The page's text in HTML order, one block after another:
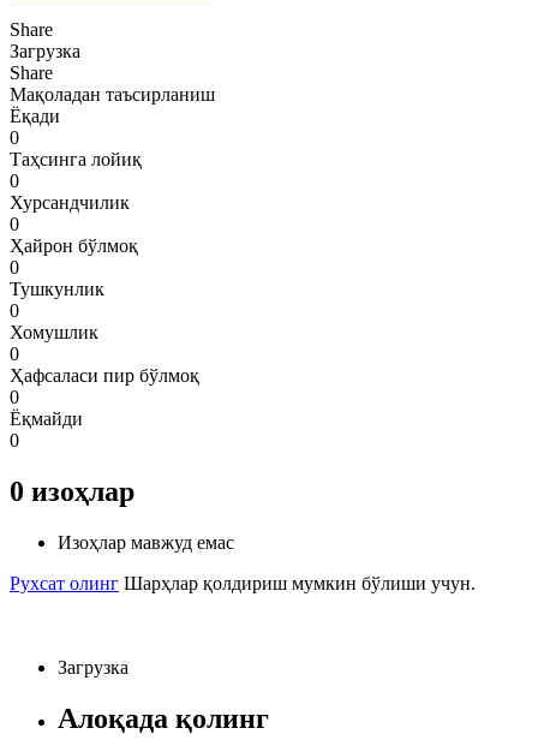
Share
Загрузка
Share
Мақоладан таъсирланиш
Ёқади
0
Таҳсинга лойиқ
0
Хурсандчилик
0
Ҳайрон бўлмоқ
0
Тушкунлик
0
Хомушлик
0
Ҳафсаласи пир бўлмоқ
0
Ёқмайди
0
0 изоҳлар
Изоҳлар мавжуд емас
Рухсат олинг Шарҳлар қолдириш мумкин бўлиши учун.
Загрузка
Алоқада қолинг